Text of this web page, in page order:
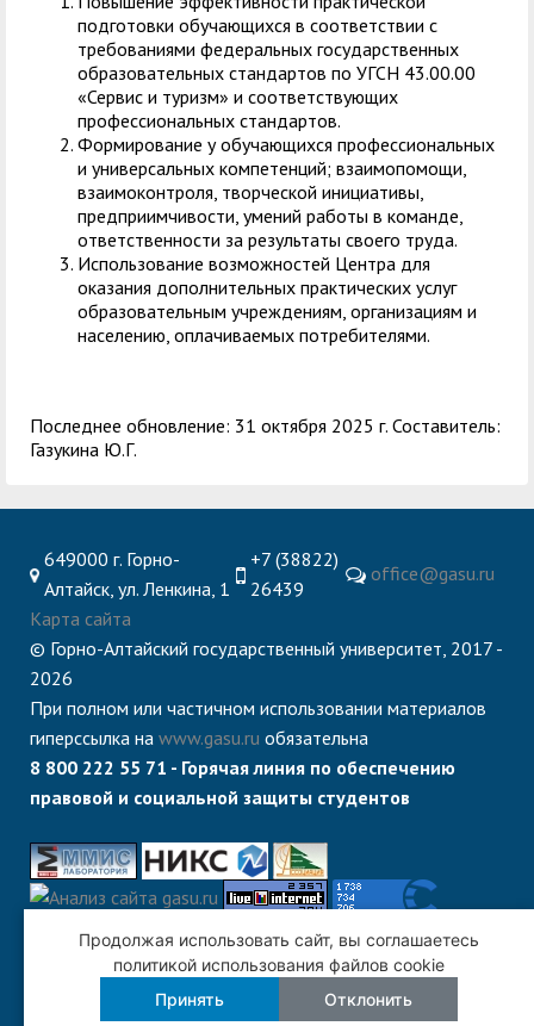
подготовки обучающихся в соответствии с
требованиями федеральных государственных
образовательных стандартов по УГСН 43.00.00
«Сервис и туризм» и соответствующих
профессиональных стандартов.
Формирование у обучающихся профессиональных
и универсальных компетенций; взаимопомощи,
взаимоконтроля, творческой инициативы,
предприимчивости, умений работы в команде,
ответственности за результаты своего труда.
Использование возможностей Центра для
оказания дополнительных практических услуг
образовательным учреждениям, организациям и
населению, оплачиваемых потребителями.
Последнее обновление: 31 октября 2025 г. Составитель:
Газукина Ю.Г.
649000 г. Горно-
Алтайск, ул. Ленкина, 1
+7 (38822)
26439
office@gasu.ru
Карта сайта
© Горно-Алтайский государственный университет, 2017 -
2026
При полном или частичном использовании материалов
гиперссылка на www.gasu.ru обязательна
8 800 222 55 71 - Горячая линия по обеспечению
правовой и социальной защиты студентов
Продолжая использовать сайт, вы соглашаетесь
политикой использования файлов cookie
Принять
Отклонить